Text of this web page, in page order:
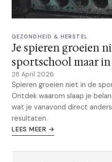
GEZONDHEID & HERSTEL
Je spieren groeien
sportschool maar in
28 April 2026
Spieren groeien niet in de
Ontdek waarom slaap je
wat je vanavond direct
resultaten.
LEES MEER →